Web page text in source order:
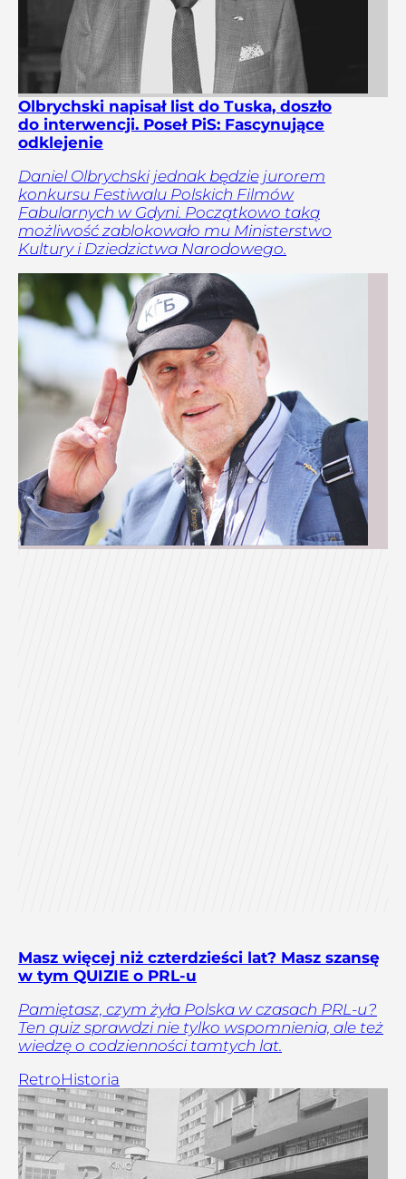
Olbrychski napisał list do Tuska, doszło
do interwencji. Poseł PiS: Fascynujące
odklejenie
Daniel Olbrychski jednak będzie jurorem
konkursu Festiwalu Polskich Filmów
Fabularnych w Gdyni. Początkowo taką
możliwość zablokowało mu Ministerstwo
Kultury i Dziedzictwa Narodowego.
Masz więcej niż czterdzieści lat? Masz szansę
w tym QUIZIE o PRL-u
Pamiętasz, czym żyła Polska w czasach PRL-u?
Ten quiz sprawdzi nie tylko wspomnienia, ale też
wiedzę o codzienności tamtych lat.
RetroHistoria